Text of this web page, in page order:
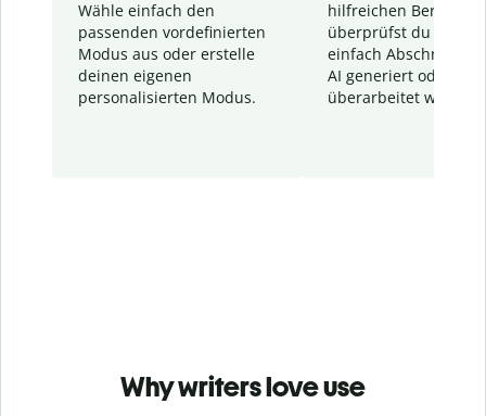
Wähle einfach den
passenden vordefinierten
Modus aus oder erstelle
deinen eigenen
personalisierten Modus.
hilfreichen Bericht.
überprüfst du
einfach Abschnitte,
AI generiert oder
überarbeitet wurden.
Why writers love use